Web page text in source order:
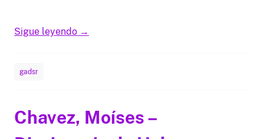
Sigue leyendo →
gadsr
Chavez, Moíses –